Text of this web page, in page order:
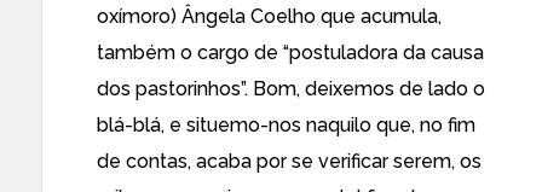
oxímoro) Ângela Coelho que acumula,
também o cargo de “postuladora da causa
dos pastorinhos”. Bom, deixemos de lado o
blá-blá, e situemo-nos naquilo que, no fim
de contas, acaba por se verificar serem, os